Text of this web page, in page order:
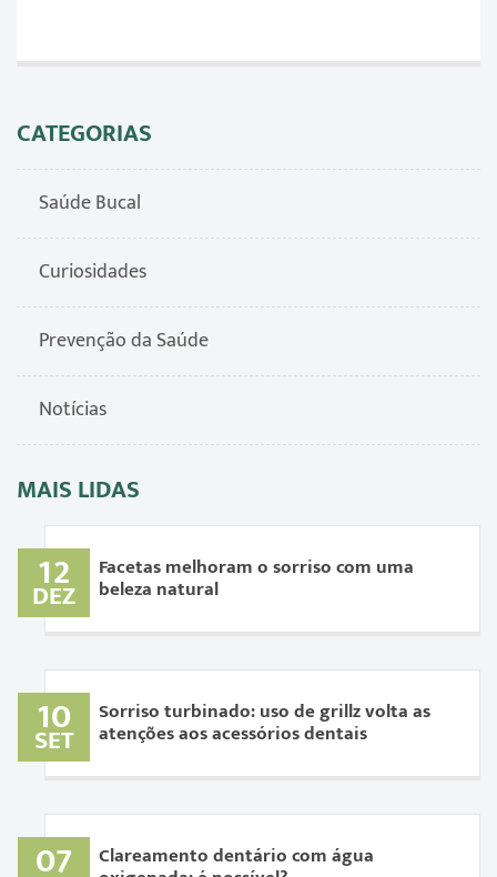
CATEGORIAS
Saúde Bucal
Curiosidades
Prevenção da Saúde
Notícias
MAIS LIDAS
12
DEZ
Facetas melhoram o sorriso com uma
beleza natural
10
SET
Sorriso turbinado: uso de grillz volta as
atenções aos acessórios dentais
07 Clareamento dentário com água